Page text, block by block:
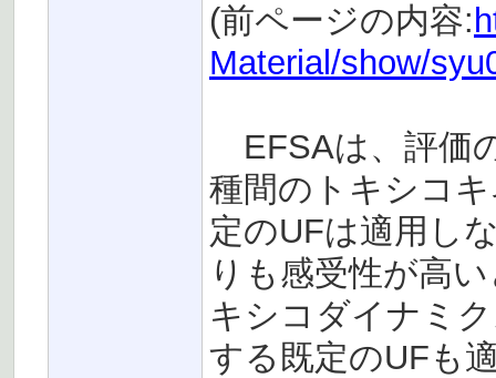
(前ページの内容:
Material/show/
EFSAは、評価
種間のトキシコ
定のUFは適用し
りも感受性が高
キシコダイナミ
する既定のUFも